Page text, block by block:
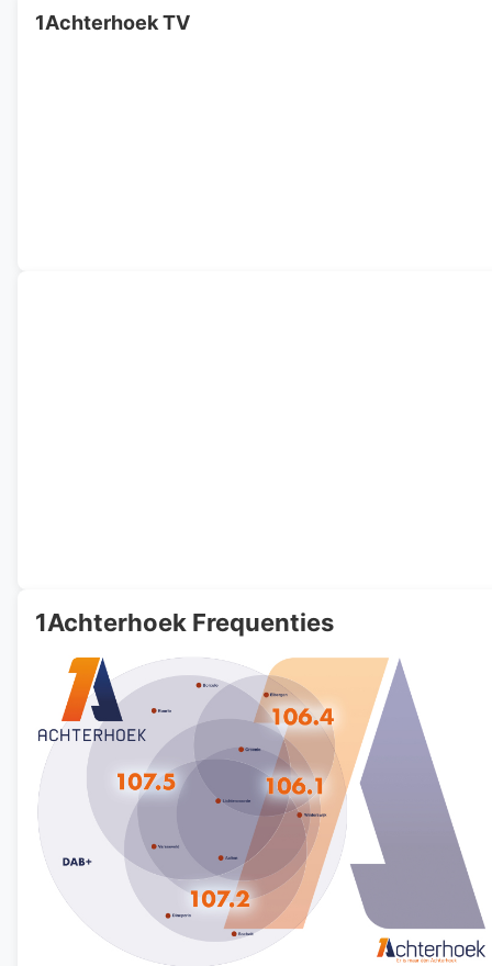
1Achterhoek TV
1Achterhoek Frequenties